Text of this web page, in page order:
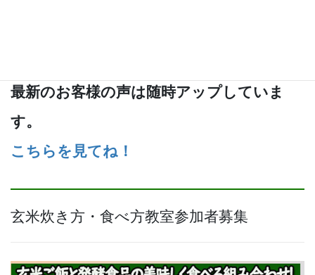
最新のお客様の声は随時アップしていま
す。
こちらを見てね！
玄米炊き方・食べ方教室参加者募集